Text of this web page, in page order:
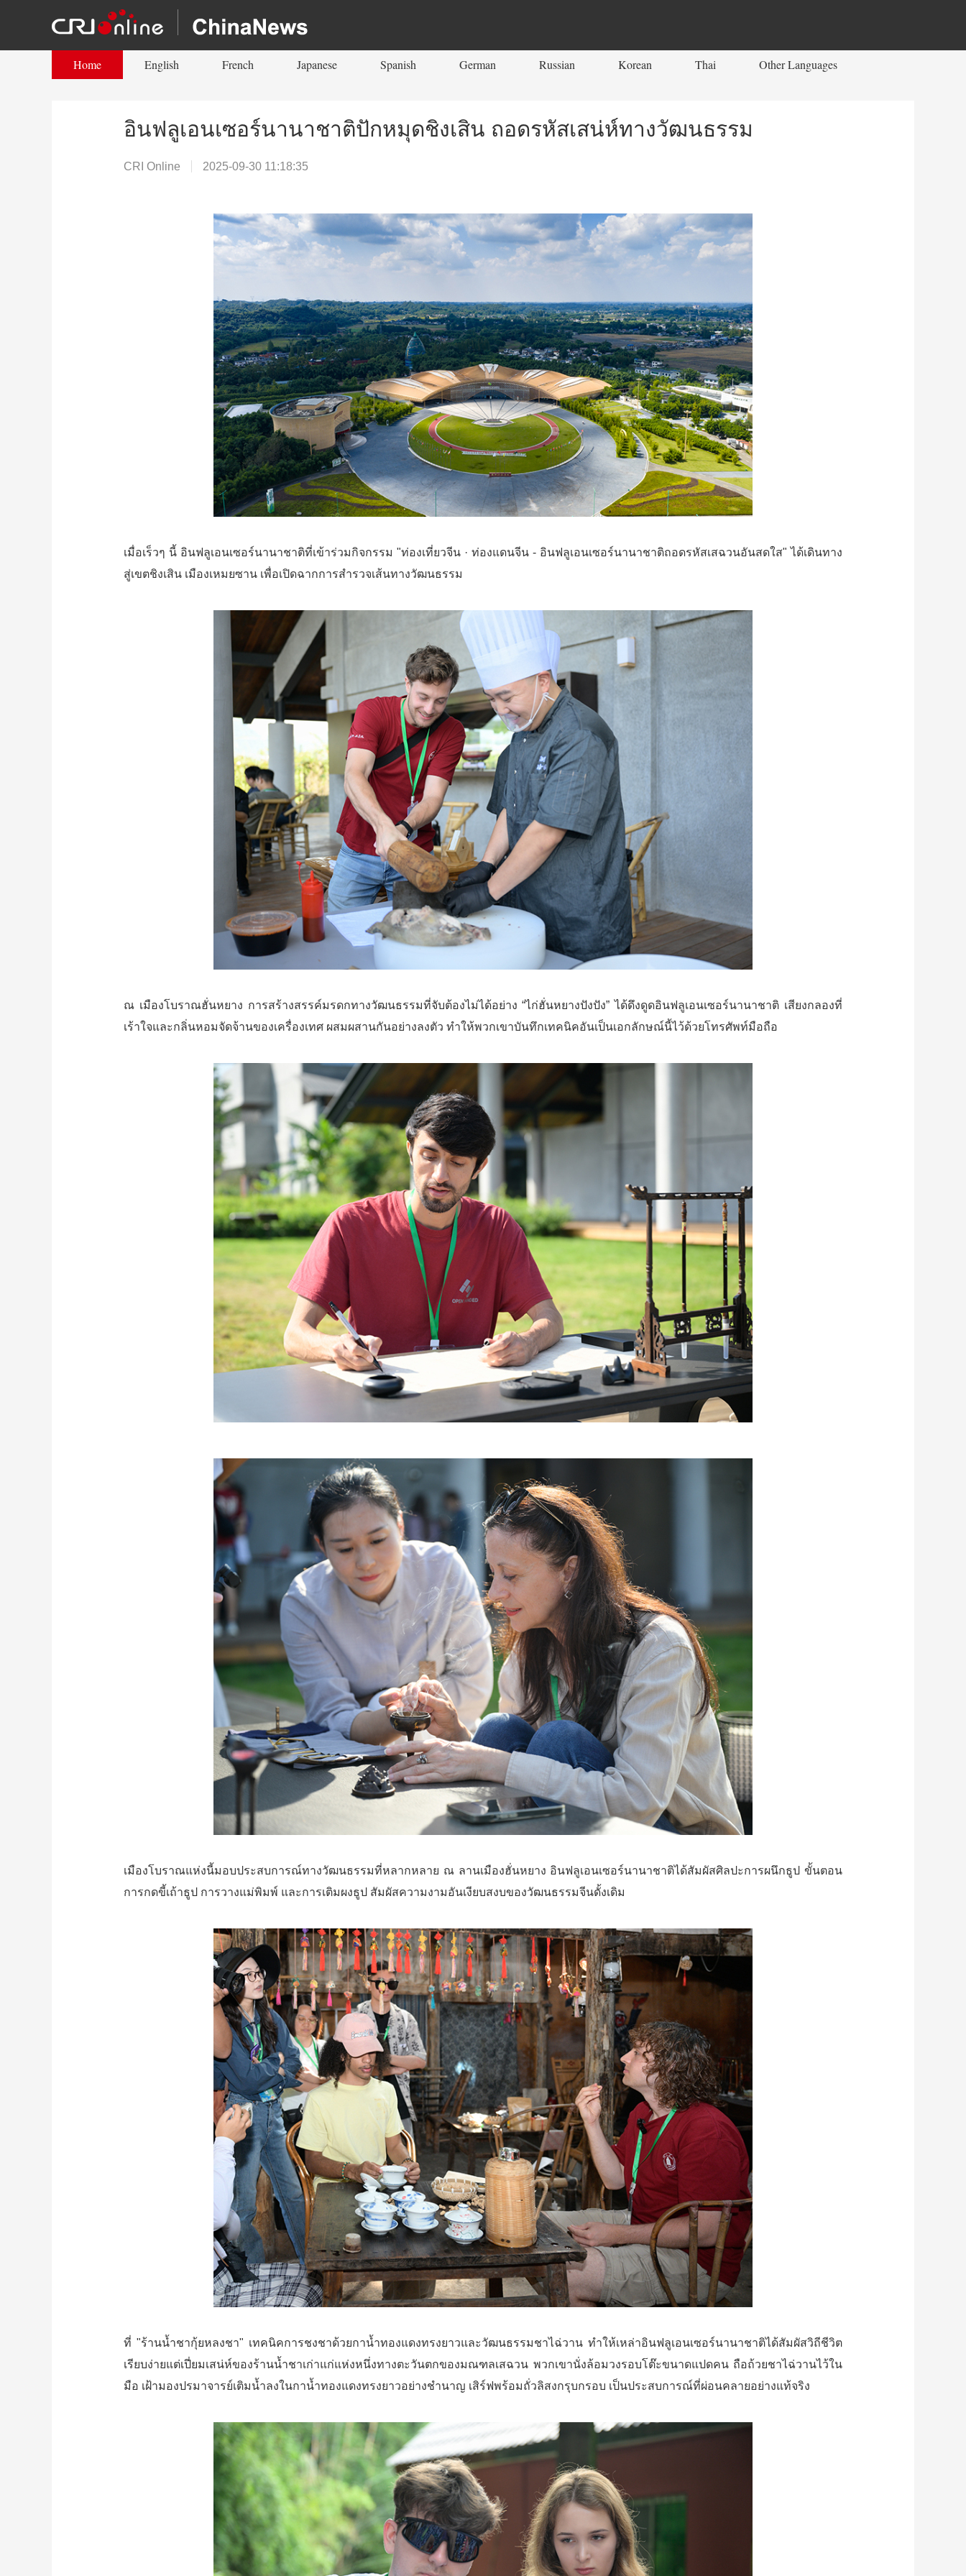
Home English French Japanese Spanish German Russian Korean Thai Other Languages
อินฟลูเอนเซอร์นานาชาติปักหมุดชิงเสิน ถอดรหัสเสน่ห์ทางวัฒนธรรม
CRI Online 2025-09-30 11:18:35
เมื่อเร็วๆ นี้ อินฟลูเอนเซอร์นานาชาติที่เข้าร่วมกิจกรรม "ท่องเที่ยวจีน · ท่องแดนจีน - อินฟลูเอนเซอร์นานาชาติถอดรหัสเสฉวนอันสดใส" ได้เดินทาง
สู่เขตชิงเสิน เมืองเหมยซาน เพื่อเปิดฉากการสำรวจเส้นทางวัฒนธรรม
ณ เมืองโบราณฮั่นหยาง การสร้างสรรค์มรดกทางวัฒนธรรมที่จับต้องไม่ได้อย่าง “ไก่ฮั่นหยางปังปัง” ได้ดึงดูดอินฟลูเอนเซอร์นานาชาติ เสียงกลองที่
เร้าใจและกลิ่นหอมจัดจ้านของเครื่องเทศ ผสมผสานกันอย่างลงตัว ทำให้พวกเขาบันทึกเทคนิคอันเป็นเอกลักษณ์นี้ไว้ด้วยโทรศัพท์มือถือ
เมืองโบราณแห่งนี้มอบประสบการณ์ทางวัฒนธรรมที่หลากหลาย ณ ลานเมืองฮั่นหยาง อินฟลูเอนเซอร์นานาชาติได้สัมผัสศิลปะการผนึกธูป ขั้นตอน
การกดขี้เถ้าธูป การวางแม่พิมพ์ และการเติมผงธูป สัมผัสความงามอันเงียบสงบของวัฒนธรรมจีนดั้งเดิม
ที่ "ร้านน้ำชากุ้ยหลงชา" เทคนิคการชงชาด้วยกาน้ำทองแดงทรงยาวและวัฒนธรรมชาไฉ่วาน ทำให้เหล่าอินฟลูเอนเซอร์นานาชาติได้สัมผัสวิถีชีวิต
เรียบง่ายแต่เปี่ยมเสน่ห์ของร้านน้ำชาเก่าแก่แห่งหนึ่งทางตะวันตกของมณฑลเสฉวน พวกเขานั่งล้อมวงรอบโต๊ะขนาดแปดคน ถือถ้วยชาไฉ่วานไว้ใน
มือ เฝ้ามองปรมาจารย์เติมน้ำลงในกาน้ำทองแดงทรงยาวอย่างชำนาญ เสิร์ฟพร้อมถั่วลิสงกรุบกรอบ เป็นประสบการณ์ที่ผ่อนคลายอย่างแท้จริง